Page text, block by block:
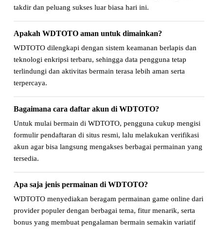
takdir dan peluang sukses luar biasa hari ini.
Apakah WDTOTO aman untuk dimainkan?
WDTOTO dilengkapi dengan sistem keamanan berlapis dan
teknologi enkripsi terbaru, sehingga data pengguna tetap
terlindungi dan aktivitas bermain terasa lebih aman serta
terpercaya.
Bagaimana cara daftar akun di WDTOTO?
Untuk mulai bermain di WDTOTO, pengguna cukup mengisi
formulir pendaftaran di situs resmi, lalu melakukan verifikasi
akun agar bisa langsung mengakses berbagai permainan yang
tersedia.
Apa saja jenis permainan di WDTOTO?
WDTOTO menyediakan beragam permainan game online dari
provider populer dengan berbagai tema, fitur menarik, serta
bonus yang membuat pengalaman bermain semakin variatif